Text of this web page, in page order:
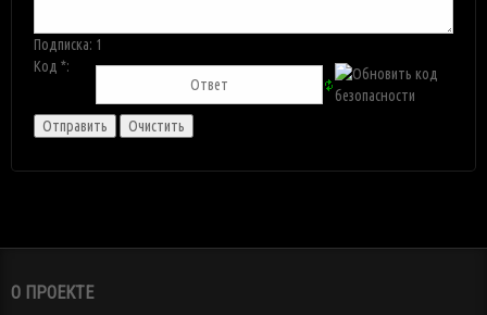
Подписка: 1
Код *:
О ПРОЕКТЕ